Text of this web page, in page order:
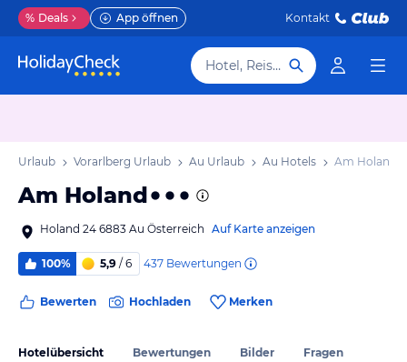
% Deals App öffnen Kontakt
Hotel, Reiseziel
Urlaub Vorarlberg Urlaub Au Urlaub Au Hotels Am Holand
Am Holand
Holand 24 6883 Au Österreich Auf Karte anzeigen
100% 5,9 / 6 437 Bewertungen
Bewerten Hochladen Merken
Hotelübersicht Bewertungen Bilder Fragen